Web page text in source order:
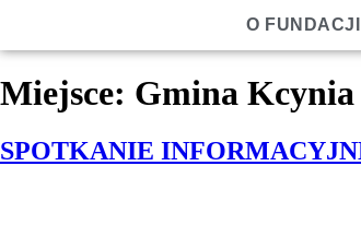
O FUNDACJI
Miejsce: Gmina Kcynia
SPOTKANIE